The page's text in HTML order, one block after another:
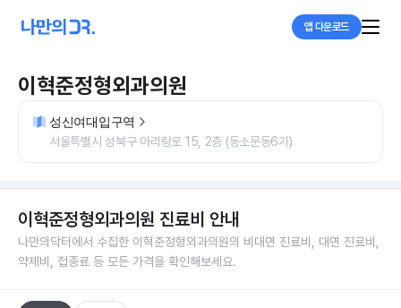
앱 다운로드
이혁준정형외과의원
성신여대입구역
서울특별시 성북구 아리랑로 15, 2층 (동소문동6가)
이혁준정형외과의원 진료비 안내
나만의닥터에서 수집한 이혁준정형외과의원의 비대면 진료비, 대면 진료비,
약제비, 접종료 등 모든 가격을 확인해보세요.